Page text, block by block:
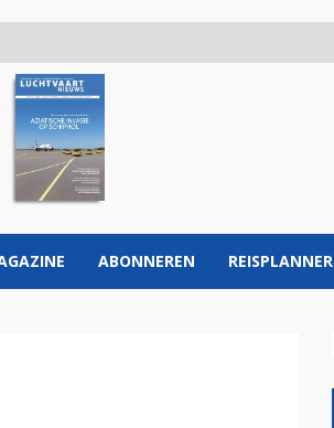
ABONNEREN REISPLANNER